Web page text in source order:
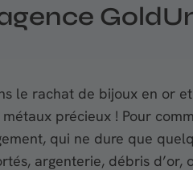
le rachat de bijoux en or
précieux ! Pour
qui ne dure que
argenterie, débris d’or,